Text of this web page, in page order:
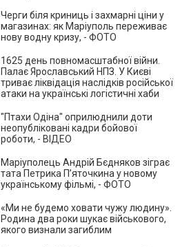
Черги біля криниць і захмарні ціни у
магазинах: як Маріуполь переживає
нову водну кризу, - ФОТО
1625 день повномасштабної війни.
Палає Ярославський НПЗ. У Києві
триває ліквідація наслідків російської
атаки на українські логістичні хаби
"Птахи Одіна" оприлюднили доти
неопубліковані кадри бойової
роботи, - ВІДЕО
Маріуполець Андрій Бєдняков зіграє
тата Петрика П’яточкина у новому
українському фільмі, - ФОТО
«Ми не будемо ховати чужу людину».
Родина два роки шукає військового,
якого визнали загиблим